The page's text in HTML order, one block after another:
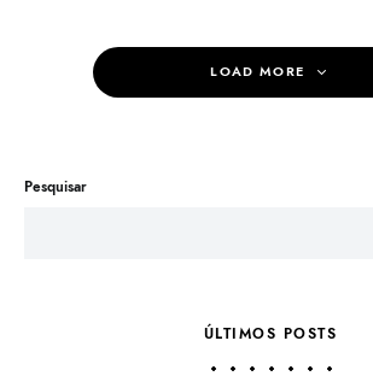
LOAD MORE
Pesquisar
ÚLTIMOS POSTS